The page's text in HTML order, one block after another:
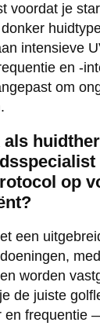
voordat je
intensieve
en -
om
als
op
een
worden
de juiste
en frequentie